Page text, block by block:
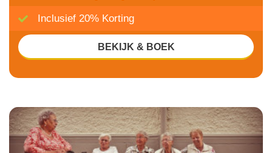
Inclusief 20% Korting
BEKIJK & BOEK